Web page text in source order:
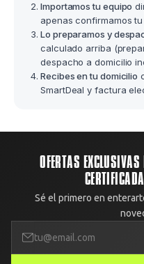
Importamos tu equipo
apenas confirmamos
Lo preparamos y
calculado arriba
despacho a domicilio
Recibes en tu domicilio
SmartDeal y factura
OFERTAS
Sé el primero en